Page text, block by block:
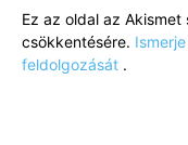
Ez az oldal az
csökkentésére.
feldolgozását .